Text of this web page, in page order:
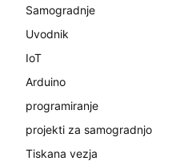
Samogradnje
Uvodnik
IoT
Arduino
programiranje
projekti za samogradnjo
Tiskana vezja